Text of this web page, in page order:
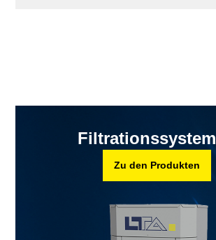
Zu den Produkten